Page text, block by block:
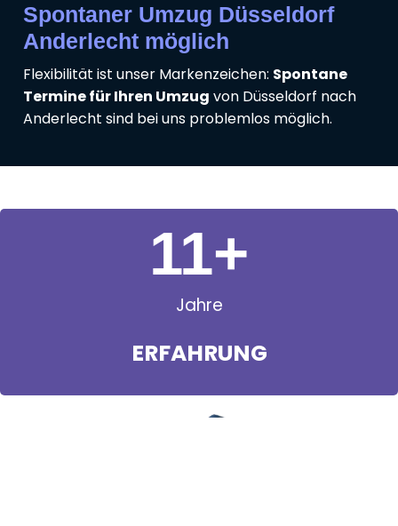
Spontaner Umzug Düsseldorf
Anderlecht möglich
Flexibilität ist unser Markenzeichen: Spontane
Termine für Ihren Umzug von Düsseldorf nach
Anderlecht sind bei uns problemlos möglich.
Jahre
ERFAHRUNG
11+